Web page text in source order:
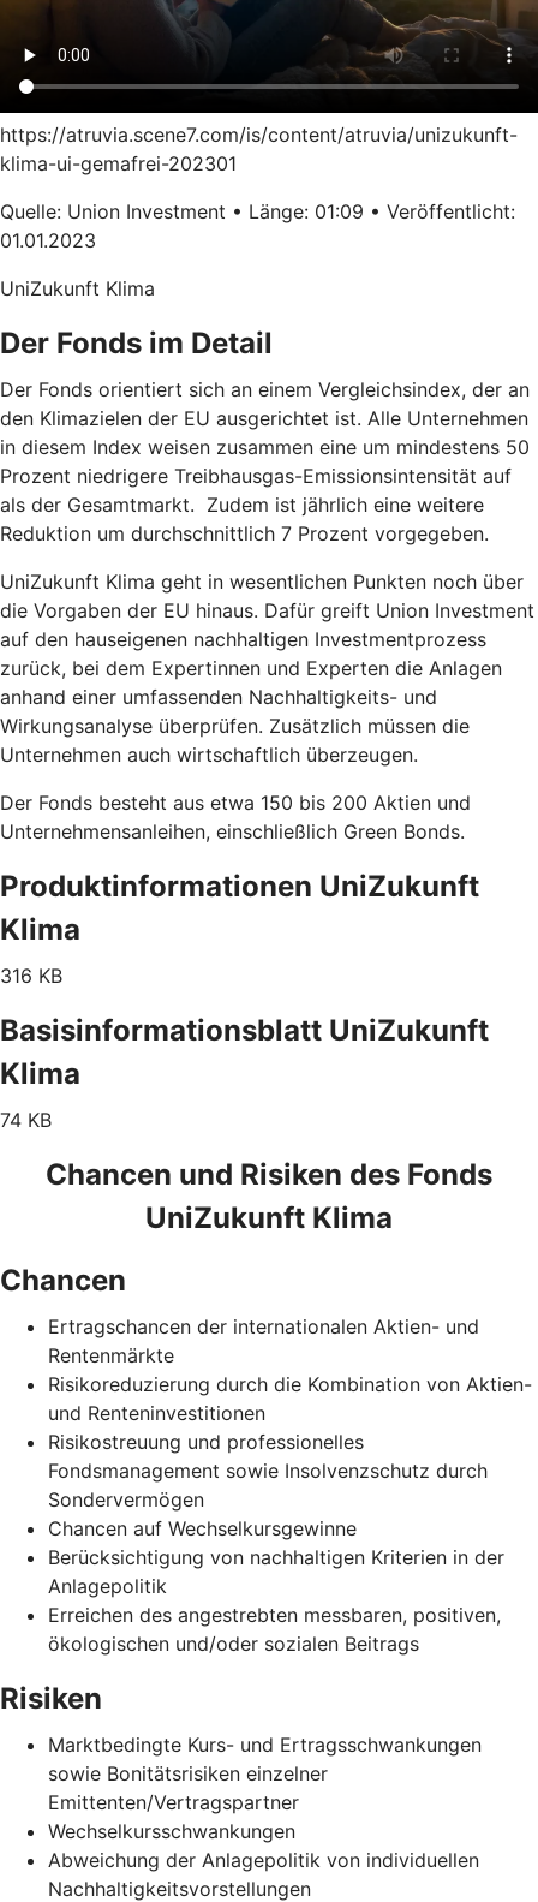
https://atruvia.scene7.com/is/content/atruvia/unizukunft-
klima-ui-gemafrei-202301
Quelle: Union Investment • Länge: 01:09 • Veröffentlicht:
01.01.2023
UniZukunft Klima
Der Fonds im Detail
Der Fonds orientiert sich an einem Vergleichsindex, der an
den Klimazielen der EU ausgerichtet ist. Alle Unternehmen
in diesem Index weisen zusammen eine um mindestens 50
Prozent niedrigere Treibhausgas-Emissionsintensität auf
als der Gesamtmarkt. Zudem ist jährlich eine weitere
Reduktion um durchschnittlich 7 Prozent vorgegeben.
UniZukunft Klima geht in wesentlichen Punkten noch über
die Vorgaben der EU hinaus. Dafür greift Union Investment
auf den hauseigenen nachhaltigen Investmentprozess
zurück, bei dem Expertinnen und Experten die Anlagen
anhand einer umfassenden Nachhaltigkeits- und
Wirkungsanalyse überprüfen. Zusätzlich müssen die
Unternehmen auch wirtschaftlich überzeugen.
Der Fonds besteht aus etwa 150 bis 200 Aktien und
Unternehmensanleihen, einschließlich Green Bonds.
Produktinformationen UniZukunft
Klima
316 KB
Basisinformationsblatt UniZukunft
Klima
74 KB
Chancen und Risiken des Fonds
UniZukunft Klima
Chancen
Ertragschancen der internationalen Aktien- und
Rentenmärkte
Risikoreduzierung durch die Kombination von Aktien-
und Renteninvestitionen
Risikostreuung und professionelles
Fondsmanagement sowie Insolvenzschutz durch
Sondervermögen
Chancen auf Wechselkursgewinne
Berücksichtigung von nachhaltigen Kriterien in der
Anlagepolitik
Erreichen des angestrebten messbaren, positiven,
ökologischen und/oder sozialen Beitrags
Risiken
Marktbedingte Kurs- und Ertragsschwankungen
sowie Bonitätsrisiken einzelner
Emittenten/Vertragspartner
Wechselkursschwankungen
Abweichung der Anlagepolitik von individuellen
Nachhaltigkeitsvorstellungen